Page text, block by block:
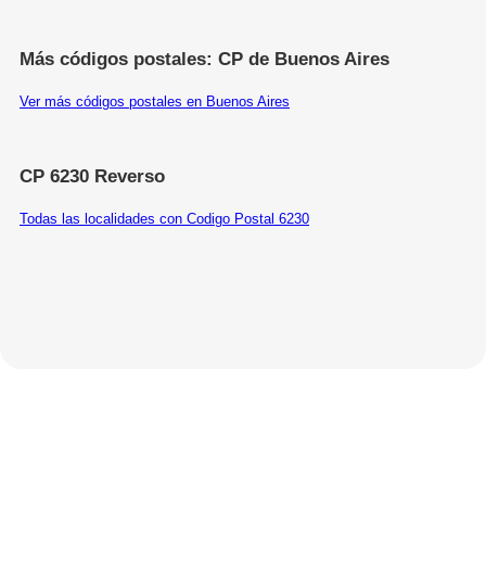
Más códigos postales: CP de Buenos Aires
Ver más códigos postales en Buenos Aires
CP 6230 Reverso
Todas las localidades con Codigo Postal 6230